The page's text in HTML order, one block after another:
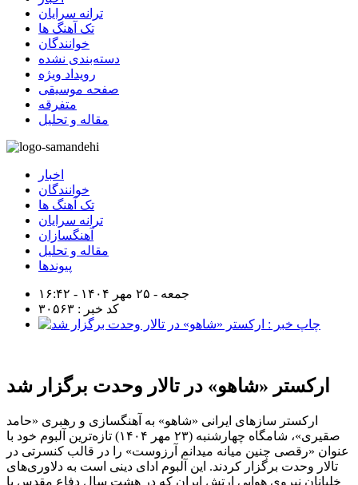
ترانه سرایان
تک آهنگ ها
خوانندگان
دسته‌بندی نشده
رویداد ویژه
صفحه موسیقی
متفرقه
مقاله و تحلیل
اخبار
خوانندگان
تک آهنگ ها
ترانه سرایان
آهنگسازان
مقاله و تحلیل
پیوندها
جمعه - ۲۵ مهر ۱۴۰۴ - ۱۶:۴۲
کد خبر : ۳۰۵۶۳
ارکستر «شاهو» در تالار وحدت برگزار شد
ارکستر سازهای ایرانی «شاهو» به آهنگسازی و رهبری «حامد
صقیری»، شامگاه چهارشنبه (۲۳ مهر ۱۴۰۴) تازه‌ترین آلبوم خود با
عنوان «رقصی چنین میانه میدانم آرزوست» را در قالب کنسرتی در
تالار وحدت برگزار کردند. این آلبوم ادای دینی است به دلاوری‌های
خلبانان نیروی هوایی ارتش ایران که در هشت سال دفاع مقدس با